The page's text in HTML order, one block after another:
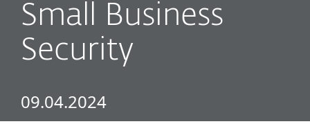
Small Business
Security
09.04.2024